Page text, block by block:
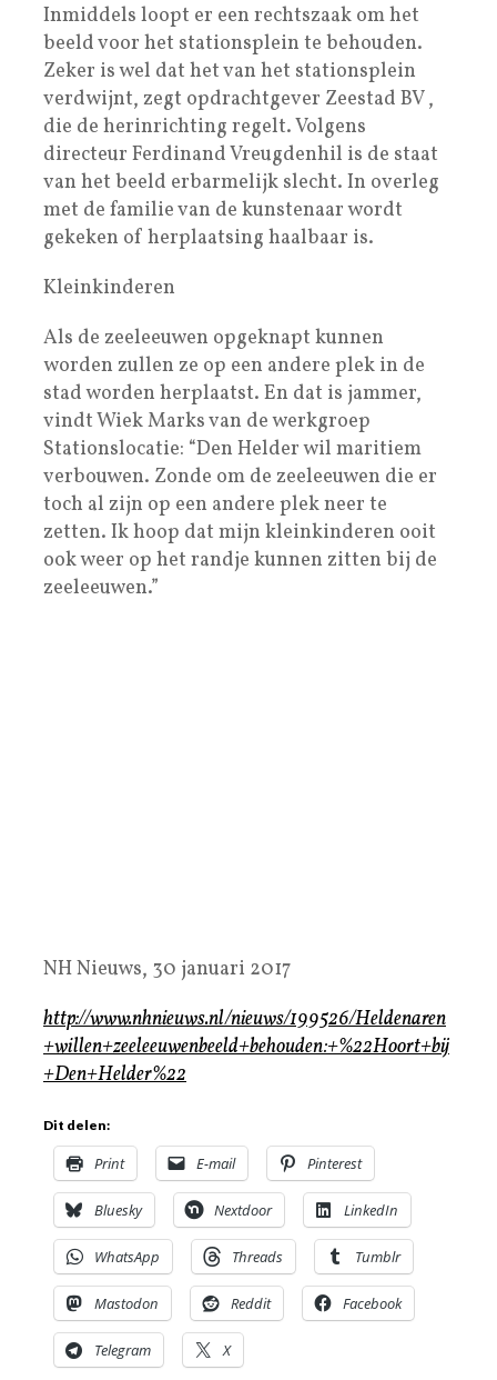
Inmiddels loopt er een rechtszaak om het
beeld voor het stationsplein te behouden.
Zeker is wel dat het van het stationsplein
verdwijnt, zegt opdrachtgever Zeestad BV ,
die de herinrichting regelt. Volgens
directeur Ferdinand Vreugdenhil is de staat
van het beeld erbarmelijk slecht. In overleg
met de familie van de kunstenaar wordt
gekeken of herplaatsing haalbaar is.
Kleinkinderen
Als de zeeleeuwen opgeknapt kunnen
worden zullen ze op een andere plek in de
stad worden herplaatst. En dat is jammer,
vindt Wiek Marks van de werkgroep
Stationslocatie: “Den Helder wil maritiem
verbouwen. Zonde om de zeeleeuwen die er
toch al zijn op een andere plek neer te
zetten. Ik hoop dat mijn kleinkinderen ooit
ook weer op het randje kunnen zitten bij de
zeeleeuwen.”
NH Nieuws, 30 januari 2017
http://www.nhnieuws.nl/nieuws/199526/Heldenaren
+willen+zeeleeuwenbeeld+behouden:+%22Hoort+bij
+Den+Helder%22
Dit delen:
Print E-mail Pinterest
Bluesky Nextdoor LinkedIn
WhatsApp Threads Tumblr
Mastodon Reddit Facebook
Telegram X